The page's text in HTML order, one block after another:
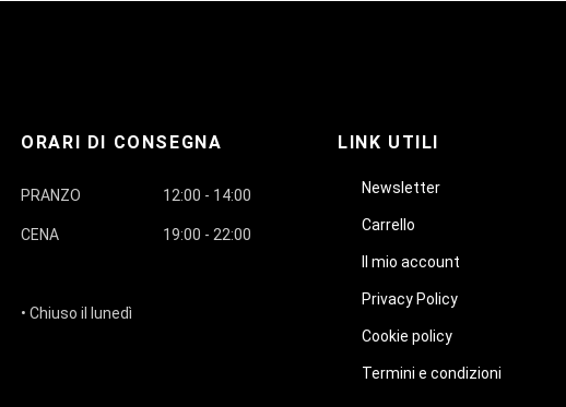
ORARI DI CONSEGNA
PRANZO 12:00 - 14:00
CENA 19:00 - 22:00
• Chiuso il lunedì
LINK UTILI
Newsletter
Carrello
Il mio account
Privacy Policy
Cookie policy
Termini e condizioni